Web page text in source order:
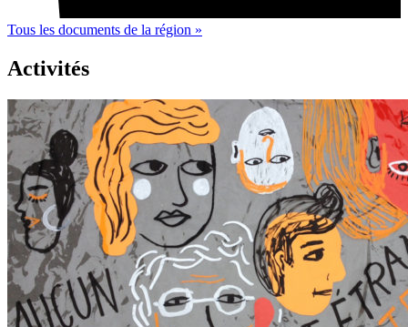
Tous les documents de la région »
Activités